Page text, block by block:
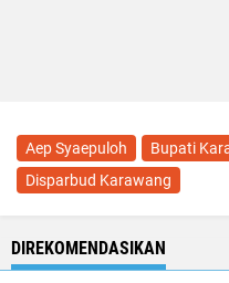
Aep Syaepuloh Bupati
Disparbud Karawang
DIREKOMENDASIKAN